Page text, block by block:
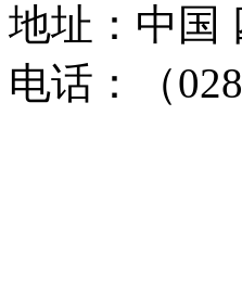
地址：中国
电话：（